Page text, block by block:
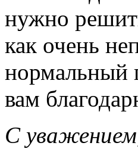
нужно
как очень
нормальный
вам
С